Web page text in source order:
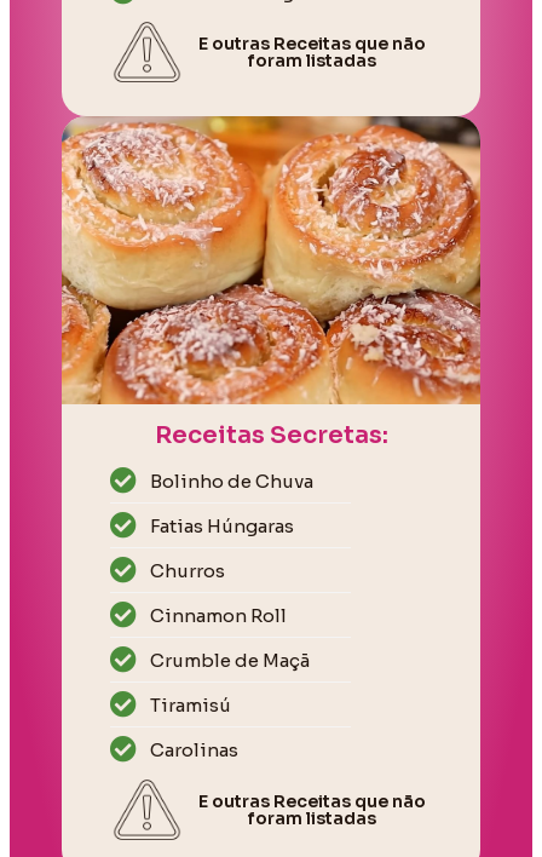
E outras Receitas que não
foram listadas
Receitas Secretas:
Bolinho de Chuva
Fatias Húngaras
Churros
Cinnamon Roll
Crumble de Maçã
Tiramisú
Carolinas
E outras Receitas que não
foram listadas